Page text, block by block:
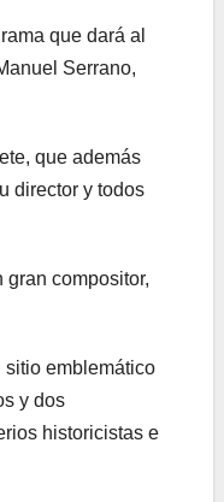
que dará al
Serrano,
que además
director y todos
compositor,
sitio emblemático
y dos
historicistas e